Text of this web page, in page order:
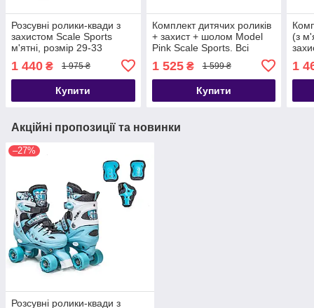
Розсувні ролики-квади з
захистом Scale Sports
м'ятні, розмір 29-33
1 440 ₴ 1 975 ₴
Купити
Комплект дитячих роликів
+ захист + шолом Model
Pink Scale Sports. Всі
колеса світяться. Розмір
29-33
1 525₴ 1 599 ₴
Купити
(з
33
1
Акційні пропозиції та новинки
–27%
Розсувні ролики-квади з